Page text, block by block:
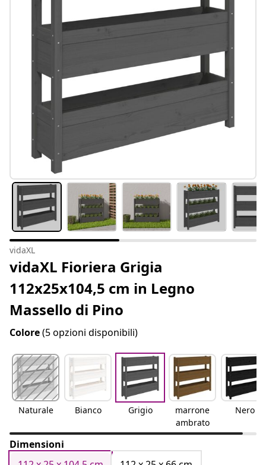
vidaXL
vidaXL Fioriera Grigia
112x25x104,5 cm in Legno
Massello di Pino
Colore(5 opzioni disponibili)
Naturale Bianco Grigio
marrone
ambrato
Nero
Dimensioni